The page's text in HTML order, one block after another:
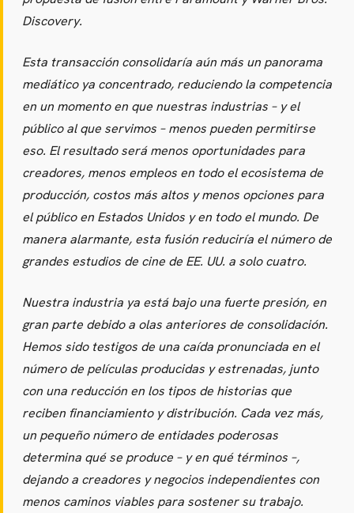
Discovery.
Esta transacción consolidaría aún más un panorama
mediático ya concentrado, reduciendo la competencia
en un momento en que nuestras industrias – y el
público al que servimos – menos pueden permitirse
eso. El resultado será menos oportunidades para
creadores, menos empleos en todo el ecosistema de
producción, costos más altos y menos opciones para
el público en Estados Unidos y en todo el mundo. De
manera alarmante, esta fusión reduciría el número de
grandes estudios de cine de EE. UU. a solo cuatro.
Nuestra industria ya está bajo una fuerte presión, en
gran parte debido a olas anteriores de consolidación.
Hemos sido testigos de una caída pronunciada en el
número de películas producidas y estrenadas, junto
con una reducción en los tipos de historias que
reciben financiamiento y distribución. Cada vez más,
un pequeño número de entidades poderosas
determina qué se produce – y en qué términos –,
dejando a creadores y negocios independientes con
menos caminos viables para sostener su trabajo.
CARREGANDO PUBLICIDADE